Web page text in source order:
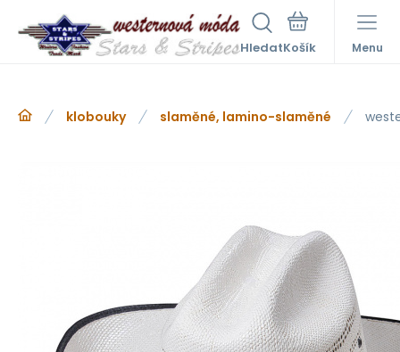
Hledat Menu
klobouky slaměné, lamino-slaměné